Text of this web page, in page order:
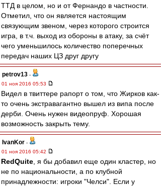
ТТД в целом, но и от Фернандо в частности.
Отметил, что он является настоящим
связующим звеном, через которого строится
игра, в т.ч. выход из обороны в атаку, за счёт
чего уменьшилось количество поперечных
передач наших ЦЗ друг другу
petrov13 -
01 ноя 2016 05:53
Видел в твиттере рапорт о том, что Жирков как-
то очень экстравагантно вышел из випа после
дерби. Очень нужен видеопруф. Хорошая
возможность закрыть тему.
IvanKor -
01 ноя 2016 05:42
RedQuite , я бы добавил еще один кластер, но
не по национальности, а по клубной
принадлежности: игроки "Челси". Если у